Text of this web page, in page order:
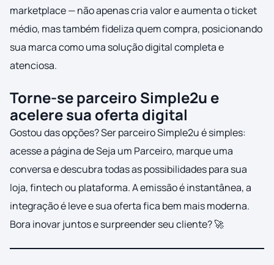
marketplace — não apenas cria valor e aumenta o ticket
médio, mas também fideliza quem compra, posicionando
sua marca como uma solução digital completa e
atenciosa.
Torne-se parceiro Simple2u e
acelere sua oferta digital
Gostou das opções? Ser parceiro Simple2u é simples:
acesse a página de Seja um Parceiro, marque uma
conversa e descubra todas as possibilidades para sua
loja, fintech ou plataforma. A emissão é instantânea, a
integração é leve e sua oferta fica bem mais moderna.
Bora inovar juntos e surpreender seu cliente? 🚀